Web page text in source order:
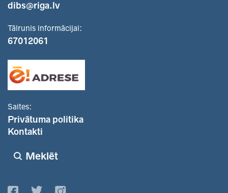
dibs@riga.lv
Tālrunis informācijai:
67012061
Saites:
Privātuma politika
Kontakti
Meklēt